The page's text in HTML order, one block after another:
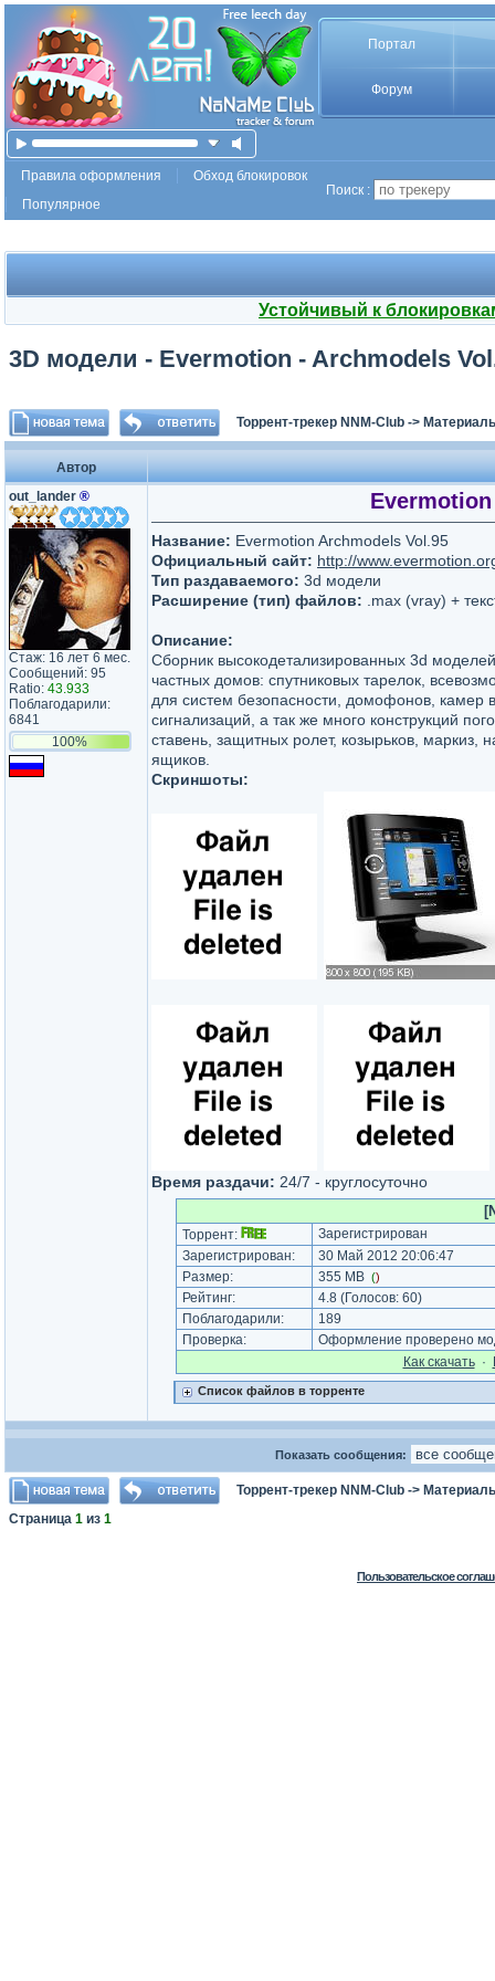
Портал
Форум
Правила оформления
Обход блокировок
Популярное
Поиск :
Устойчивый к
3D модели - Evermotion - Archmodels
Торрент-трекер NNM-Club ->
Автор
out_lander ®
Стаж: 16 лет 6 мес.
Сообщений: 95
Ratio: 43.933
Поблагодарили:
6841
100%
Название: Evermotion Archmodels Vol.95
Официальный сайт: http://
Тип раздаваемого: 3d модели
Расширение (тип) файлов: .max (vray) +
Описание:
Сборник высокодетализированных 3d
частных домов: спутниковых тарелок,
для систем безопасности, домофонов, камер
сигнализаций, а так же много конструкций
ставень, защитных ролет, козырьков, маркиз,
ящиков.
Скриншоты:
Время раздачи: 24/7 - круглосуточно
Торрент:
Зарегистрирован
Зарегистрирован:
30 Май 2012 20:06:47
Размер:
355 MB ()
Рейтинг: 4.8 (Голосов: 60)
Поблагодарили:
189
Проверка:
Оформление проверено
Как cкачать·
Список файлов в торренте
Показать сообщения:
Торрент-трекер NNM-Club ->
Страница 1 из 1
Пользовательское